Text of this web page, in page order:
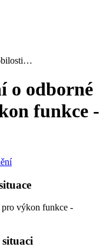
o odborné
funkce -
pro výkon funkce -